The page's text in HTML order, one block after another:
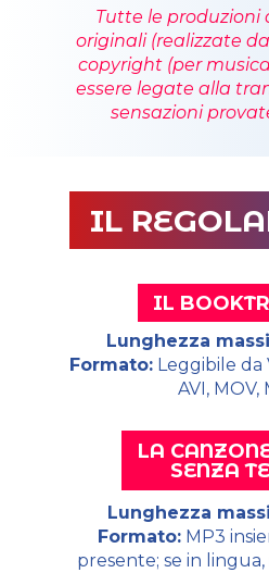
Tutte le produzioni
originali (realizzate
copyright (per
essere legate alla
sensazioni
Lunghezza
Formato: Leggibile da
AVI, MOV,
Lunghezza
Formato:MP3
presente; se in
IL
IL
LA
SENZA